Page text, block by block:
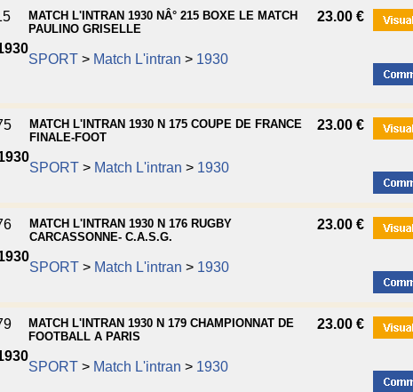
MATCH L'INTRAN 1930 NÂ° 215 BOXE LE MATCH
PAULINO GRISELLE
SPORT> Match L'intran > 1930
23.00 €
MATCH L'INTRAN 1930 N 175 COUPE DE FRANCE
FINALE-FOOT
SPORT> Match L'intran > 1930
23.00 €
MATCH L'INTRAN 1930 N 176 RUGBY
CARCASSONNE- C.A.S.G.
SPORT> Match L'intran > 1930
23.00 €
MATCH L'INTRAN 1930 N 179 CHAMPIONNAT DE
FOOTBALL A PARIS
SPORT> Match L'intran > 1930
23.00 €